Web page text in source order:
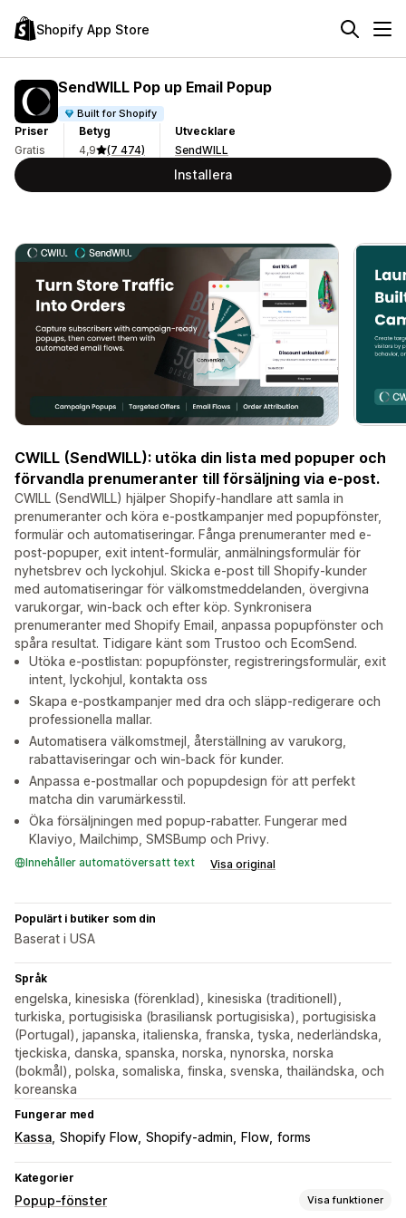
Shopify App Store
SendWILL Pop up Email Popup
Built for Shopify
Priser
Gratis
Betyg
4,9
(7 474)
Utvecklare
SendWILL
Installera
CWILL (SendWILL): utöka din lista med popuper och
förvandla prenumeranter till försäljning via e-post.
CWILL (SendWILL) hjälper Shopify-handlare att samla in
prenumeranter och köra e-postkampanjer med popupfönster,
formulär och automatiseringar. Fånga prenumeranter med e-
post-popuper, exit intent-formulär, anmälningsformulär för
nyhetsbrev och lyckohjul. Skicka e-post till Shopify-kunder
med automatiseringar för välkomstmeddelanden, övergivna
varukorgar, win-back och efter köp. Synkronisera
prenumeranter med Shopify Email, anpassa popupfönster och
spåra resultat. Tidigare känt som Trustoo och EcomSend.
Utöka e-postlistan: popupfönster, registreringsformulär, exit
intent, lyckohjul, kontakta oss
Skapa e-postkampanjer med dra och släpp-redigerare och
professionella mallar.
Automatisera välkomstmejl, återställning av varukorg,
rabattaviseringar och win-back för kunder.
Anpassa e-postmallar och popupdesign för att perfekt
matcha din varumärkesstil.
Öka försäljningen med popup-rabatter. Fungerar med
Klaviyo, Mailchimp, SMSBump och Privy.
Innehåller automatöversatt text Visa original
Populärt i butiker som din
Baserat i USA
Språk
engelska, kinesiska (förenklad), kinesiska (traditionell),
turkiska, portugisiska (brasiliansk portugisiska), portugisiska
(Portugal), japanska, italienska, franska, tyska, nederländska,
tjeckiska, danska, spanska, norska, nynorska, norska
(bokmål), polska, somaliska, finska, svenska, thailändska, och
koreanska
Fungerar med
Kassa Shopify Flow Shopify-admin Flow forms
Kategorier
Popup-fönster Visa funktioner